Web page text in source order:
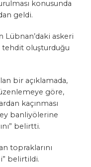
konusunda
geldi.
Lübnan’daki askeri
tehdit oluşturduğu
bir açıklamada,
göre,
kaçınması
banliyölerine
belirtti.
topraklarını
belirtildi.